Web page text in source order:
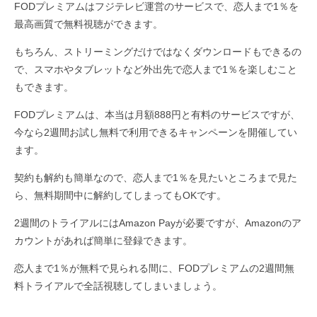
FODプレミアムはフジテレビ運営のサービスで、恋人まで1％を
最高画質で無料視聴ができます。
もちろん、ストリーミングだけではなくダウンロードもできるの
で、スマホやタブレットなど外出先で恋人まで1％を楽しむこと
もできます。
FODプレミアムは、本当は月額888円と有料のサービスですが、
今なら2週間お試し無料で利用できるキャンペーンを開催してい
ます。
契約も解約も簡単なので、恋人まで1％を見たいところまで見た
ら、無料期間中に解約してしまってもOKです。
2週間のトライアルにはAmazon Payが必要ですが、Amazonのア
カウントがあれば簡単に登録できます。
恋人まで1％が無料で見られる間に、FODプレミアムの2週間無
料トライアルで全話視聴してしまいましょう。